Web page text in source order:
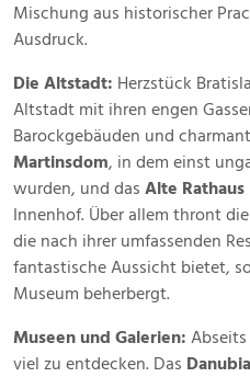
Mischung aus historischer
Ausdruck.
Die Altstadt: Herzstück
Altstadt mit ihren engen
Barockgebäuden und
Martinsdom, in dem einst
wurden, und das Alte Rathaus
Innenhof. Über allem thront
die nach ihrer umfassenden
fantastische Aussicht bietet,
Museum beherbergt.
Museen und Galerien:
viel zu entdecken. Das